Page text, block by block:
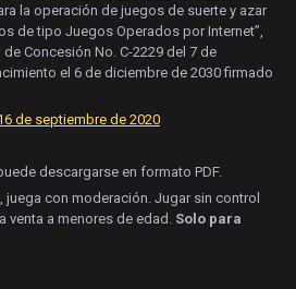
la operación de juegos de suerte y azar
de tipo Juegos Operados por Internet”,
Concesión No. C-2229 del 7 de
el 6 de diciembre de 2030 firmado
de septiembre de 2020
descargarse en formato PDF.
juega con moderación. Jugar sin control
venta a menores de edad. Solo para